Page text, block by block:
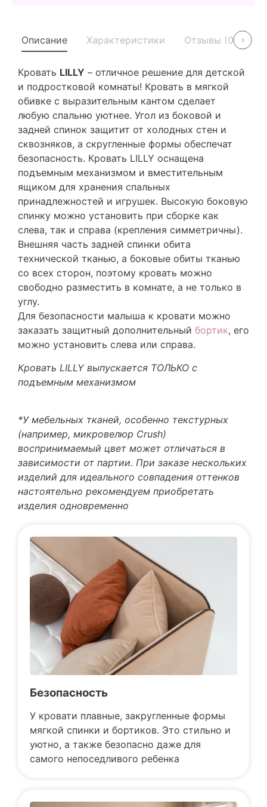
Описание Характеристики Отзывы (0)
Кровать LILLY – отличное решение для детской
и подростковой комнаты! Кровать в мягкой
обивке с выразительным кантом сделает
любую спальню уютнее. Угол из боковой и
задней спинок защитит от холодных стен и
сквозняков, а скругленные формы обеспечат
безопасность. Кровать LILLY оснащена
подъемным механизмом и вместительным
ящиком для хранения спальных
принадлежностей и игрушек. Высокую боковую
спинку можно установить при сборке как
слева, так и справа (крепления симметричны).
Внешняя часть задней спинки обита
технической тканью, а боковые обиты тканью
со всех сторон, поэтому кровать можно
свободно разместить в комнате, а не только в
углу.
Для безопасности малыша к кровати можно
заказать защитный дополнительный бортик, его
можно установить слева или справа.
Кровать LILLY выпускается ТОЛЬКО с
подъемным механизмом
*У мебельных тканей, особенно текстурных
(например, микровелюр Crush)
воспринимаемый цвет может отличаться в
зависимости от партии. При заказе нескольких
изделий для идеального совпадения оттенков
настоятельно рекомендуем приобретать
изделия одновременно
Безопасность
У кровати плавные, закругленные формы
мягкой спинки и бортиков. Это стильно и
уютно, а также безопасно даже для
самого непоседливого ребенка